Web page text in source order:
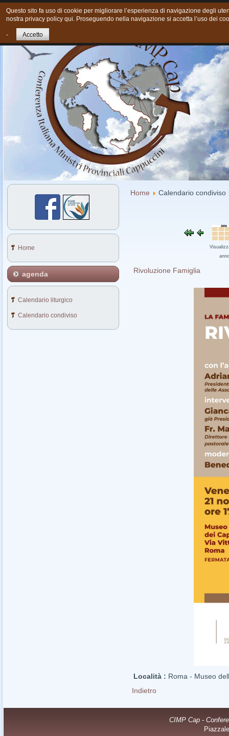
Home Chi siamo Cosa Facciamo oggi Giovani
Home
agenda
Calendario liturgico
Calendario condiviso
Home Calendario condiviso
anno
Rivoluzione Famiglia
Località : Roma - Museo
Indietro
CIMP Cap -
Questo sito fa uso di cookie per migliorare l’esperienza di navigazione degli
nostra privacy policy qui. Proseguendo nella navigazione si accetta l’uso dei
- Accetto